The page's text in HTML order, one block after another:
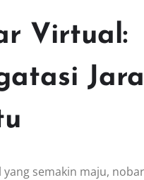
Virtual:
yang semakin maju,